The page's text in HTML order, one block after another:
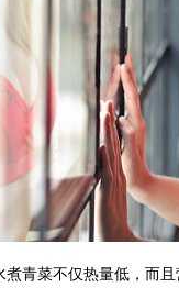
菜不仅热量低，而